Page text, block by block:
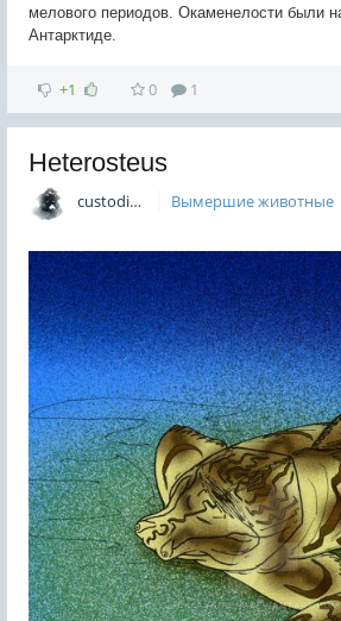
мелового периодов. Окаменелости были
Антарктиде.
+1 0 1
Heterosteus
custodian Вымершие животные